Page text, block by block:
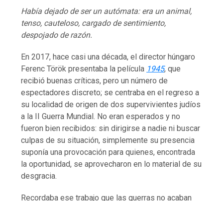
Había dejado de ser un autómata: era un animal,
tenso, cauteloso, cargado de sentimiento,
despojado de razón.
En 2017, hace casi una década, el director húngaro
Ferenc Török presentaba la película 1945, que
recibió buenas críticas, pero un número de
espectadores discreto; se centraba en el regreso a
su localidad de origen de dos supervivientes judíos
a la II Guerra Mundial. No eran esperados y no
fueron bien recibidos: sin dirigirse a nadie ni buscar
culpas de su situación, simplemente su presencia
suponía una provocación para quienes, encontrada
la oportunidad, se aprovecharon en lo material de su
desgracia.
Recordaba ese trabajo que las guerras no acaban